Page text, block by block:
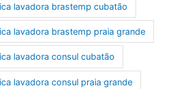
lavadora brastemp cubatão
lavadora brastemp praia grande
lavadora consul cubatão
lavadora consul praia grande